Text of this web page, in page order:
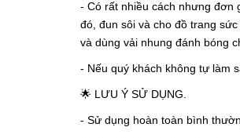
- Có rất nhiều cách nhưng đơn
đó, đun sôi và cho đồ trang
và dùng vải nhung đánh bóng
- Nếu quý khách không tự làm
🌟 LƯU Ý SỬ DỤNG.
- Sử dụng hoàn toàn bình